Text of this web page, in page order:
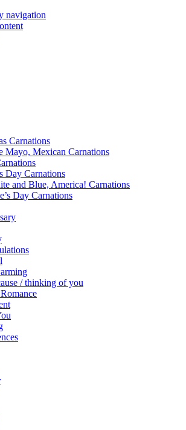
navigation
Carnations
Mayo, Mexican Carnations
Day Carnations
and Blue, America! Carnations
Day Carnations
/ thinking of you